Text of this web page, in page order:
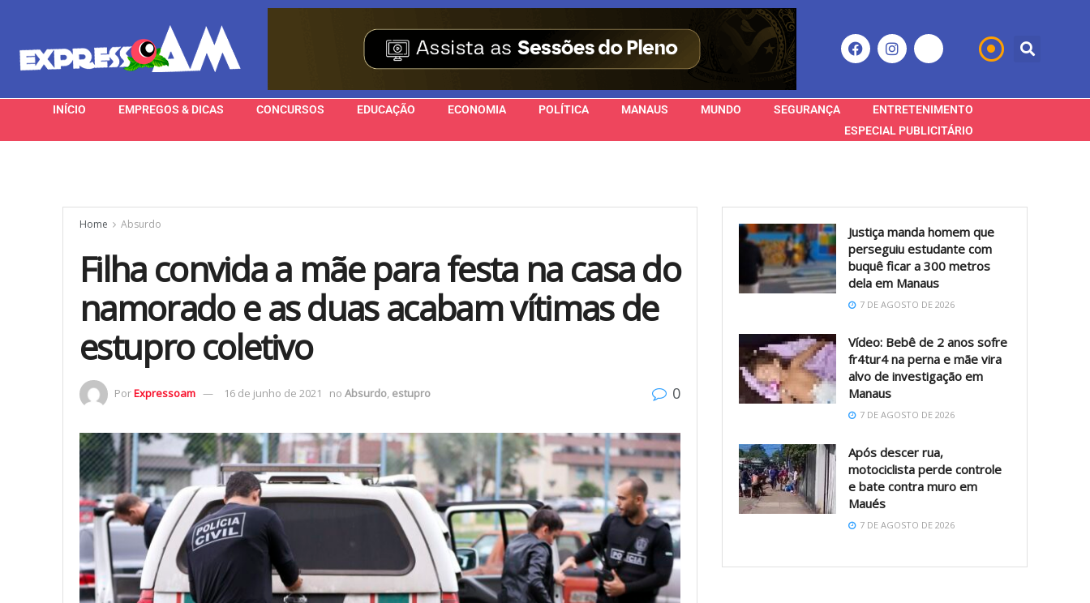
INÍCIO EMPREGOS & DICAS CONCURSOS EDUCAÇÃO ECONOMIA POLÍTICA MANAUS MUNDO SEGURANÇA
ENTRETENIMENTO
ESPECIAL PUBLICITÁRIO
Home Absurdo
Filha convida a mãe para festa na casa do
namorado e as duas acabam vítimas de
estupro coletivo
PorExpressoam 16 de junho de 2021 no Absurdo, estupro 0
Justiça manda homem que
perseguiu estudante com
buquê ficar a 300 metros
dela em Manaus
7 DE AGOSTO DE 2026
Vídeo: Bebê de 2 anos sofre
fr4tur4 na perna e mãe vira
alvo de investigação em
Manaus
7 DE AGOSTO DE 2026
Após descer rua,
motociclista perde controle
e bate contra muro em
Maués
7 DE AGOSTO DE 2026